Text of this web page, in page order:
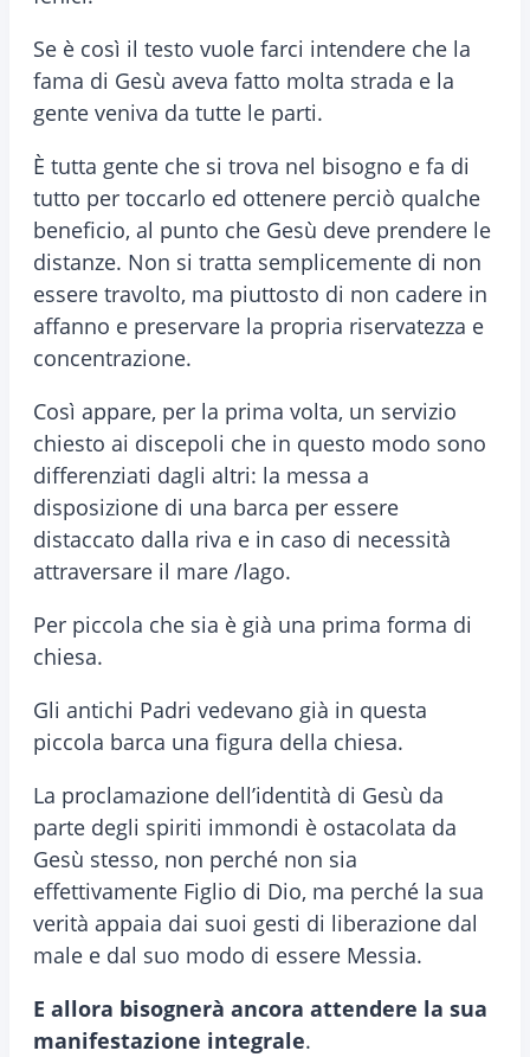
Se è così il testo vuole farci intendere che la
fama di Gesù aveva fatto molta strada e la
gente veniva da tutte le parti.
È tutta gente che si trova nel bisogno e fa di
tutto per toccarlo ed ottenere perciò qualche
beneficio, al punto che Gesù deve prendere le
distanze. Non si tratta semplicemente di non
essere travolto, ma piuttosto di non cadere in
affanno e preservare la propria riservatezza e
concentrazione.
Così appare, per la prima volta, un servizio
chiesto ai discepoli che in questo modo sono
differenziati dagli altri: la messa a
disposizione di una barca per essere
distaccato dalla riva e in caso di necessità
attraversare il mare /lago.
Per piccola che sia è già una prima forma di
chiesa.
Gli antichi Padri vedevano già in questa
piccola barca una figura della chiesa.
La proclamazione dell’identità di Gesù da
parte degli spiriti immondi è ostacolata da
Gesù stesso, non perché non sia
effettivamente Figlio di Dio, ma perché la sua
verità appaia dai suoi gesti di liberazione dal
male e dal suo modo di essere Messia.
E allora bisognerà ancora attendere la sua
manifestazione integrale.